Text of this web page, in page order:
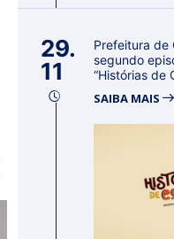
29.
11
Prefeitura de
segundo
“Histórias de
SAIBA MAIS